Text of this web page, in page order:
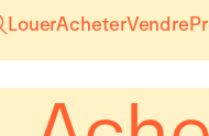
cookies
LouerAcheterVendre